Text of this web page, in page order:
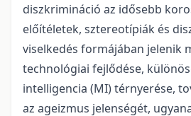
diszkrimináció az idősebb
előítéletek, sztereotípiák és
viselkedés formájában jelenik
technológiai fejlődése,
intelligencia (MI) térnyerése,
az ageizmus jelenségét,